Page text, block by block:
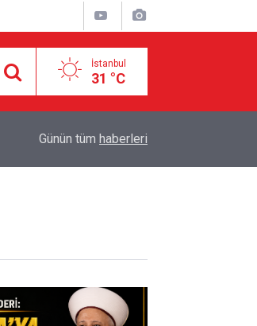
İstanbul
31 °C
Açıkça dillendirdiler: Dünya nüfusu yarıya
Günün tüm haberleri